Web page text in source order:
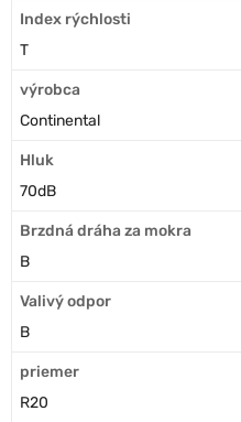
Index rýchlosti
T
výrobca
Continental
Hluk
70dB
Brzdná dráha za mokra
B
Valivý odpor
B
priemer
R20